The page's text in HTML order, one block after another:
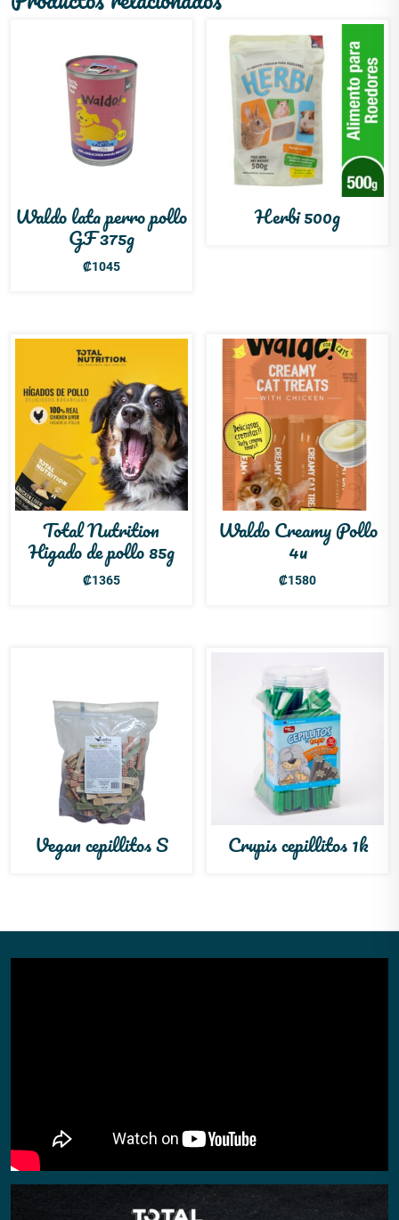
Waldo lata perro pollo
GF 375g
₡1045
Herbi 500g
Total Nutrition
Higado de pollo 85g
₡1365
Waldo Creamy Pollo
4u
₡1580
Vegan cepillitos S Crupis cepillitos 1k